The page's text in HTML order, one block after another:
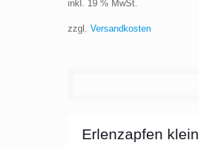
inkl. 19 % MwSt.
zzgl. Versandkosten
Erlenzapfen klein